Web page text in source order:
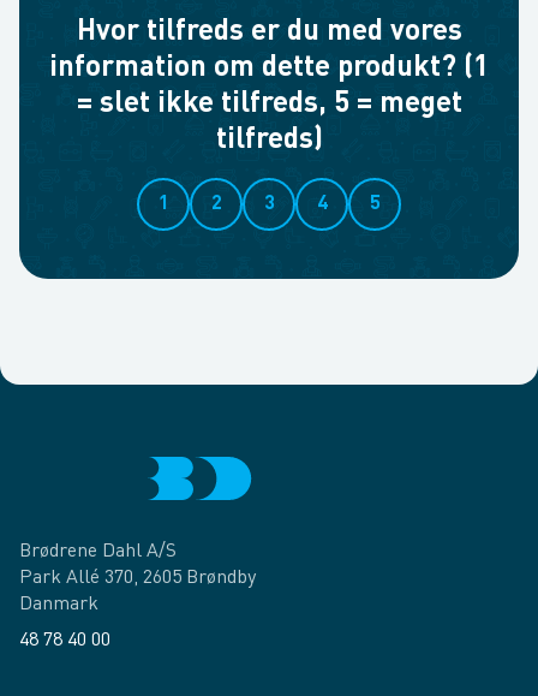
Hvor tilfreds er du med vores
information om dette produkt? (1
= slet ikke tilfreds, 5 = meget
tilfreds)
1 2 3 4 5
Brødrene Dahl A/S
Park Allé 370, 2605 Brøndby
Danmark
48 78 40 00